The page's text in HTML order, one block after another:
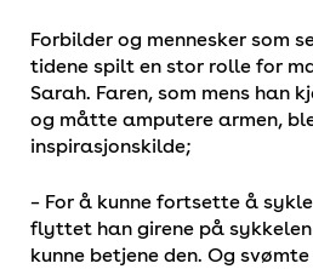
Forbilder og mennesker som
tidene spilt en stor rolle for
Sarah. Faren, som mens han
og måtte amputere armen,
inspirasjonskilde;
– For å kunne fortsette å
flyttet han girene på
kunne betjene den. Og